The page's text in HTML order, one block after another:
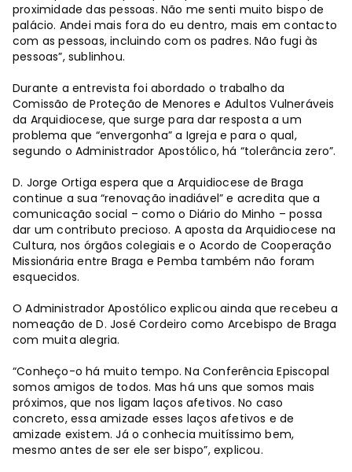
proximidade das pessoas. Não me senti muito bispo de
palácio. Andei mais fora do eu dentro, mais em contacto
com as pessoas, incluindo com os padres. Não fugi às
pessoas”, sublinhou.
Durante a entrevista foi abordado o trabalho da
Comissão de Proteção de Menores e Adultos Vulneráveis
da Arquidiocese, que surge para dar resposta a um
problema que “envergonha” a Igreja e para o qual,
segundo o Administrador Apostólico, há “tolerância zero”.
D. Jorge Ortiga espera que a Arquidiocese de Braga
continue a sua “renovação inadiável” e acredita que a
comunicação social – como o Diário do Minho – possa
dar um contributo precioso. A aposta da Arquidiocese na
Cultura, nos órgãos colegiais e o Acordo de Cooperação
Missionária entre Braga e Pemba também não foram
esquecidos.
O Administrador Apostólico explicou ainda que recebeu a
nomeação de D. José Cordeiro como Arcebispo de Braga
com muita alegria.
“Conheço-o há muito tempo. Na Conferência Episcopal
somos amigos de todos. Mas há uns que somos mais
próximos, que nos ligam laços afetivos. No caso
concreto, essa amizade esses laços afetivos e de
amizade existem. Já o conhecia muitíssimo bem,
mesmo antes de ser ele ser bispo”, explicou.